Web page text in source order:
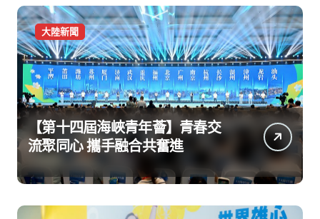
大陸新聞
【第十四屆海峽青年薈】青春交
流聚同心 攜手融合共奮進